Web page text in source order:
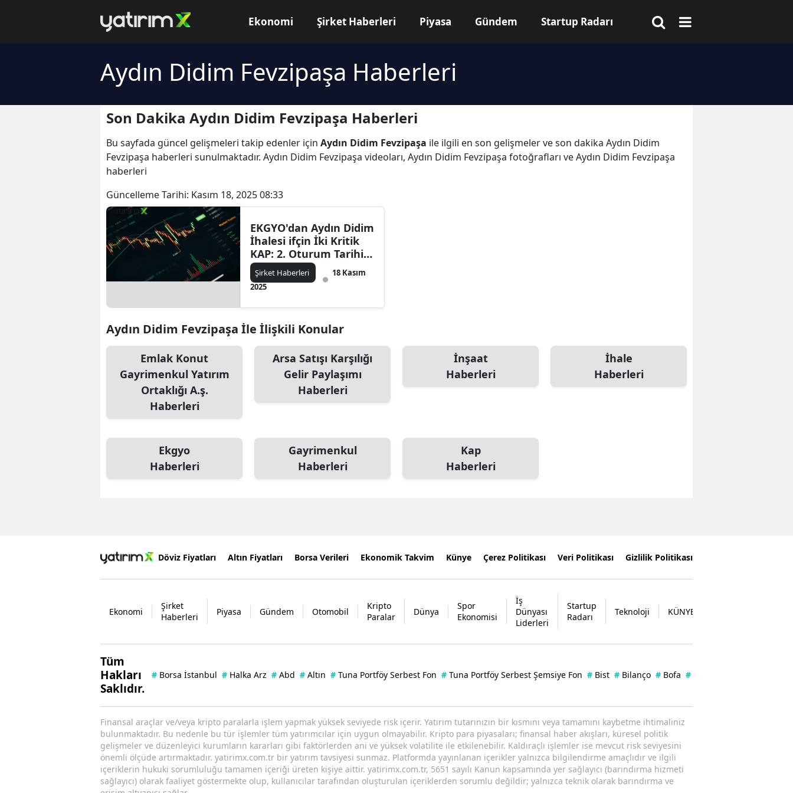
Ekonomi Şirket Haberleri Piyasa Gündem Startup Radarı
Aydın Didim Fevzipaşa Haberleri
Son Dakika Aydın Didim Fevzipaşa Haberleri
Bu sayfada güncel gelişmeleri takip edenler için Aydın Didim Fevzipaşa ile ilgili en son gelişmeler ve son dakika Aydın Didim
Fevzipaşa haberleri sunulmaktadır. Aydın Didim Fevzipaşa videoları, Aydın Didim Fevzipaşa fotoğrafları ve Aydın Didim Fevzipaşa
haberleri
Güncelleme Tarihi: Kasım 18, 2025 08:33
EKGYO'dan Aydın Didim
İhalesi ifçin İki Kritik
KAP: 2. Oturum Tarihi
Netleşti
Şirket Haberleri
18 Kasım
2025
Aydın Didim Fevzipaşa İle İlişkili Konular
Emlak Konut
Gayrimenkul Yatırım
Ortaklığı A.ş.
Haberleri
Arsa Satışı Karşılığı
Gelir Paylaşımı
Haberleri
İnşaat
Haberleri
İhale
Haberleri
Ekgyo
Haberleri
Gayrimenkul
Haberleri
Kap
Haberleri
Döviz Fiyatları Altın Fiyatları Borsa Verileri Ekonomik Takvim Künye Çerez Politikası Veri Politikası Gizlilik Politikası
Ekonomi
Şirket
Haberleri
Piyasa Gündem Otomobil
Kripto
Paralar
Dünya
Spor
Ekonomisi
İş
Dünyası
Liderleri
Startup
Radarı
Teknoloji KÜNYE
Tüm
Hakları
Saklıdır.
# Borsa İstanbul # Halka Arz # Abd # Altın # Tuna Portföy Serbest Fon # Tuna Portföy Serbest Şemsiye Fon # Bist # Bilanço # Bofa #
Finansal araçlar ve/veya kripto paralarla işlem yapmak yüksek seviyede risk içerir. Yatırım tutarınızın bir kısmını veya tamamını kaybetme ihtimaliniz
bulunmaktadır. Bu nedenle bu tür işlemler tüm yatırımcılar için uygun olmayabilir. Kripto para piyasaları; finansal haber akışları, küresel politik
gelişmeler ve düzenleyici kurumların kararları gibi faktörlerden ani ve yüksek volatilite ile etkilenebilir. Kaldıraçlı işlemler ise mevcut risk seviyesini
önemli ölçüde artırmaktadır. yatirimx.com.tr bir yatırım tavsiyesi sunmaz. Platformda yayınlanan içerikler yalnızca bilgilendirme amaçlıdır ve ilgili
içeriklerin hukuki sorumluluğu tamamen içeriği üreten kişiye aittir. yatirimx.com.tr, 5651 sayılı Kanun kapsamında yer sağlayıcı (barındırma hizmeti
sağlayıcı) olarak faaliyet göstermekte olup, kullanıcılar tarafından oluşturulan içeriklerden sorumlu değildir; yalnızca teknik olarak barındırma ve